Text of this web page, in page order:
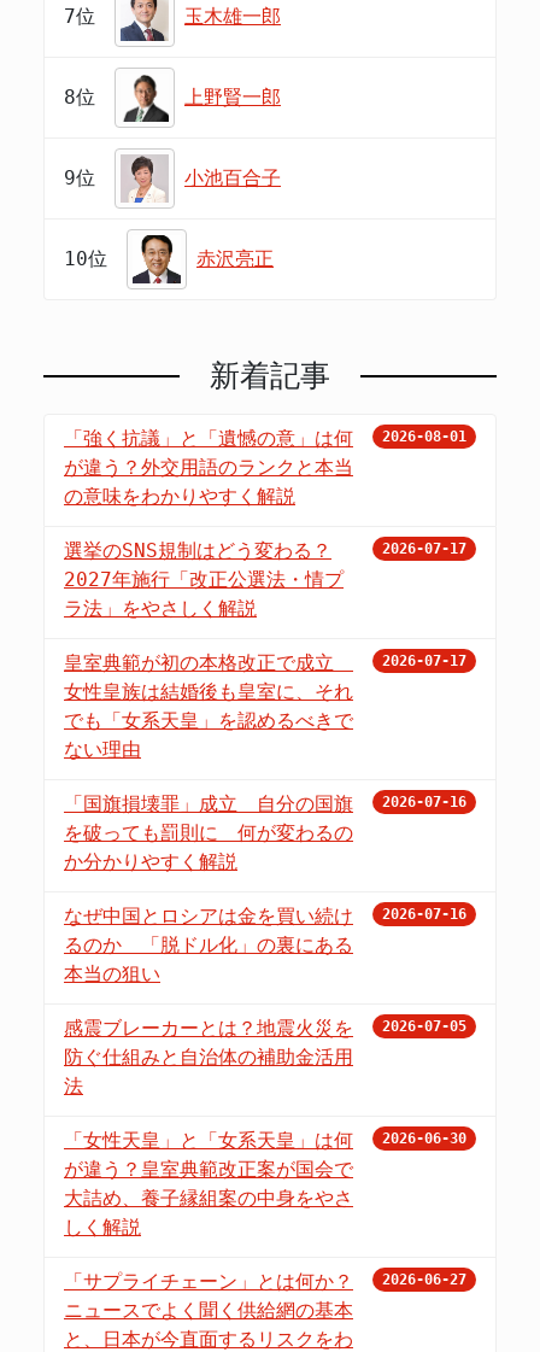
7位 玉木雄一郎
8位 上野賢一郎
9位 小池百合子
10位 赤沢亮正
新着記事
「強く抗議」と「遺憾の意」は何
が違う？外交用語のランクと本当
の意味をわかりやすく解説
2026-08-01
選挙のSNS規制はどう変わる？
2027年施行「改正公選法・情プ
ラ法」をやさしく解説
2026-07-17
皇室典範が初の本格改正で成立
女性皇族は結婚後も皇室に、それ
でも「女系天皇」を認めるべきで
ない理由
2026-07-17
「国旗損壊罪」成立 自分の国旗
を破っても罰則に 何が変わるの
か分かりやすく解説
2026-07-16
なぜ中国とロシアは金を買い続け
るのか 「脱ドル化」の裏にある
本当の狙い
2026-07-16
感震ブレーカーとは？地震火災を
防ぐ仕組みと自治体の補助金活用
法
2026-07-05
「女性天皇」と「女系天皇」は何
が違う？皇室典範改正案が国会で
大詰め、養子縁組案の中身をやさ
しく解説
2026-06-30
「サプライチェーン」とは何か？
ニュースでよく聞く供給網の基本
と、日本が今直面するリスクをわ
2026-06-27